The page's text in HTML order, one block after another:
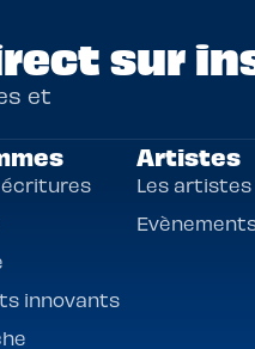
sur
et
écritures
innovants
Artistes
Les